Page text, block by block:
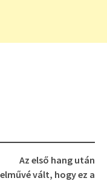
Az első hang után
vált, hogy ez a